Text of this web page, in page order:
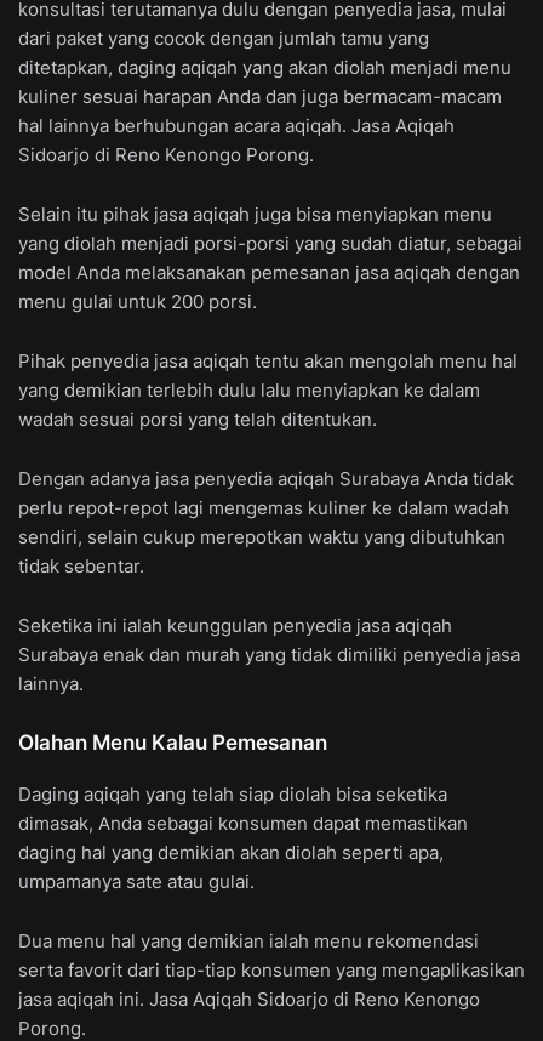
konsultasi terutamanya dulu dengan penyedia jasa, mulai
dari paket yang cocok dengan jumlah tamu yang
ditetapkan, daging aqiqah yang akan diolah menjadi menu
kuliner sesuai harapan Anda dan juga bermacam-macam
hal lainnya berhubungan acara aqiqah. Jasa Aqiqah
Sidoarjo di Reno Kenongo Porong.
Selain itu pihak jasa aqiqah juga bisa menyiapkan menu
yang diolah menjadi porsi-porsi yang sudah diatur, sebagai
model Anda melaksanakan pemesanan jasa aqiqah dengan
menu gulai untuk 200 porsi.
Pihak penyedia jasa aqiqah tentu akan mengolah menu hal
yang demikian terlebih dulu lalu menyiapkan ke dalam
wadah sesuai porsi yang telah ditentukan.
Dengan adanya jasa penyedia aqiqah Surabaya Anda tidak
perlu repot-repot lagi mengemas kuliner ke dalam wadah
sendiri, selain cukup merepotkan waktu yang dibutuhkan
tidak sebentar.
Seketika ini ialah keunggulan penyedia jasa aqiqah
Surabaya enak dan murah yang tidak dimiliki penyedia jasa
lainnya.
Olahan Menu Kalau Pemesanan
Daging aqiqah yang telah siap diolah bisa seketika
dimasak, Anda sebagai konsumen dapat memastikan
daging hal yang demikian akan diolah seperti apa,
umpamanya sate atau gulai.
Dua menu hal yang demikian ialah menu rekomendasi
serta favorit dari tiap-tiap konsumen yang mengaplikasikan
jasa aqiqah ini. Jasa Aqiqah Sidoarjo di Reno Kenongo
Porong.